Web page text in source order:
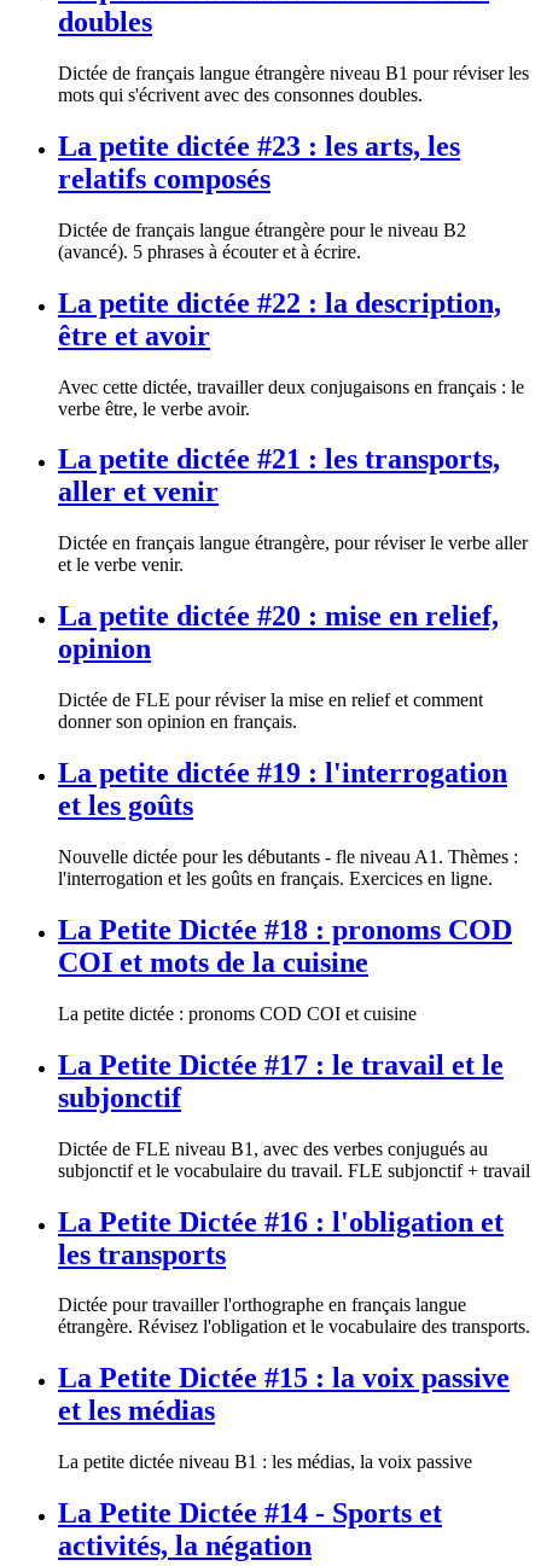
doubles
Dictée de français langue étrangère niveau B1 pour réviser les
mots qui s'écrivent avec des consonnes doubles.
La petite dictée #23 : les arts, les
relatifs composés
Dictée de français langue étrangère pour le niveau B2
(avancé). 5 phrases à écouter et à écrire.
La petite dictée #22 : la description,
être et avoir
Avec cette dictée, travailler deux conjugaisons en français : le
verbe être, le verbe avoir.
La petite dictée #21 : les transports,
aller et venir
Dictée en français langue étrangère, pour réviser le verbe aller
et le verbe venir.
La petite dictée #20 : mise en relief,
opinion
Dictée de FLE pour réviser la mise en relief et comment
donner son opinion en français.
La petite dictée #19 : l'interrogation
et les goûts
Nouvelle dictée pour les débutants - fle niveau A1. Thèmes :
l'interrogation et les goûts en français. Exercices en ligne.
La Petite Dictée #18 : pronoms COD
COI et mots de la cuisine
La petite dictée : pronoms COD COI et cuisine
La Petite Dictée #17 : le travail et le
subjonctif
Dictée de FLE niveau B1, avec des verbes conjugués au
subjonctif et le vocabulaire du travail. FLE subjonctif + travail
La Petite Dictée #16 : l'obligation et
les transports
Dictée pour travailler l'orthographe en français langue
étrangère. Révisez l'obligation et le vocabulaire des transports.
La Petite Dictée #15 : la voix passive
et les médias
La petite dictée niveau B1 : les médias, la voix passive
La Petite Dictée #14 - Sports et
activités, la négation